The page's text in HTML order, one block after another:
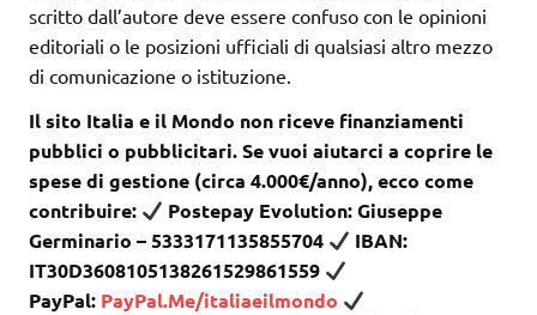
scritto dall’autore deve essere confuso con le opinioni
editoriali o le posizioni ufficiali di qualsiasi altro mezzo
di comunicazione o istituzione.
Il sito Italia e il Mondo non riceve finanziamenti
pubblici o pubblicitari. Se vuoi aiutarci a coprire le
spese di gestione (circa 4.000€/anno), ecco come
contribuire:
Postepay Evolution: Giuseppe
Germinario – 5333171135855704
IBAN:
IT30D3608105138261529861559
PayPal: PayPal.Me/italiaeilmondo